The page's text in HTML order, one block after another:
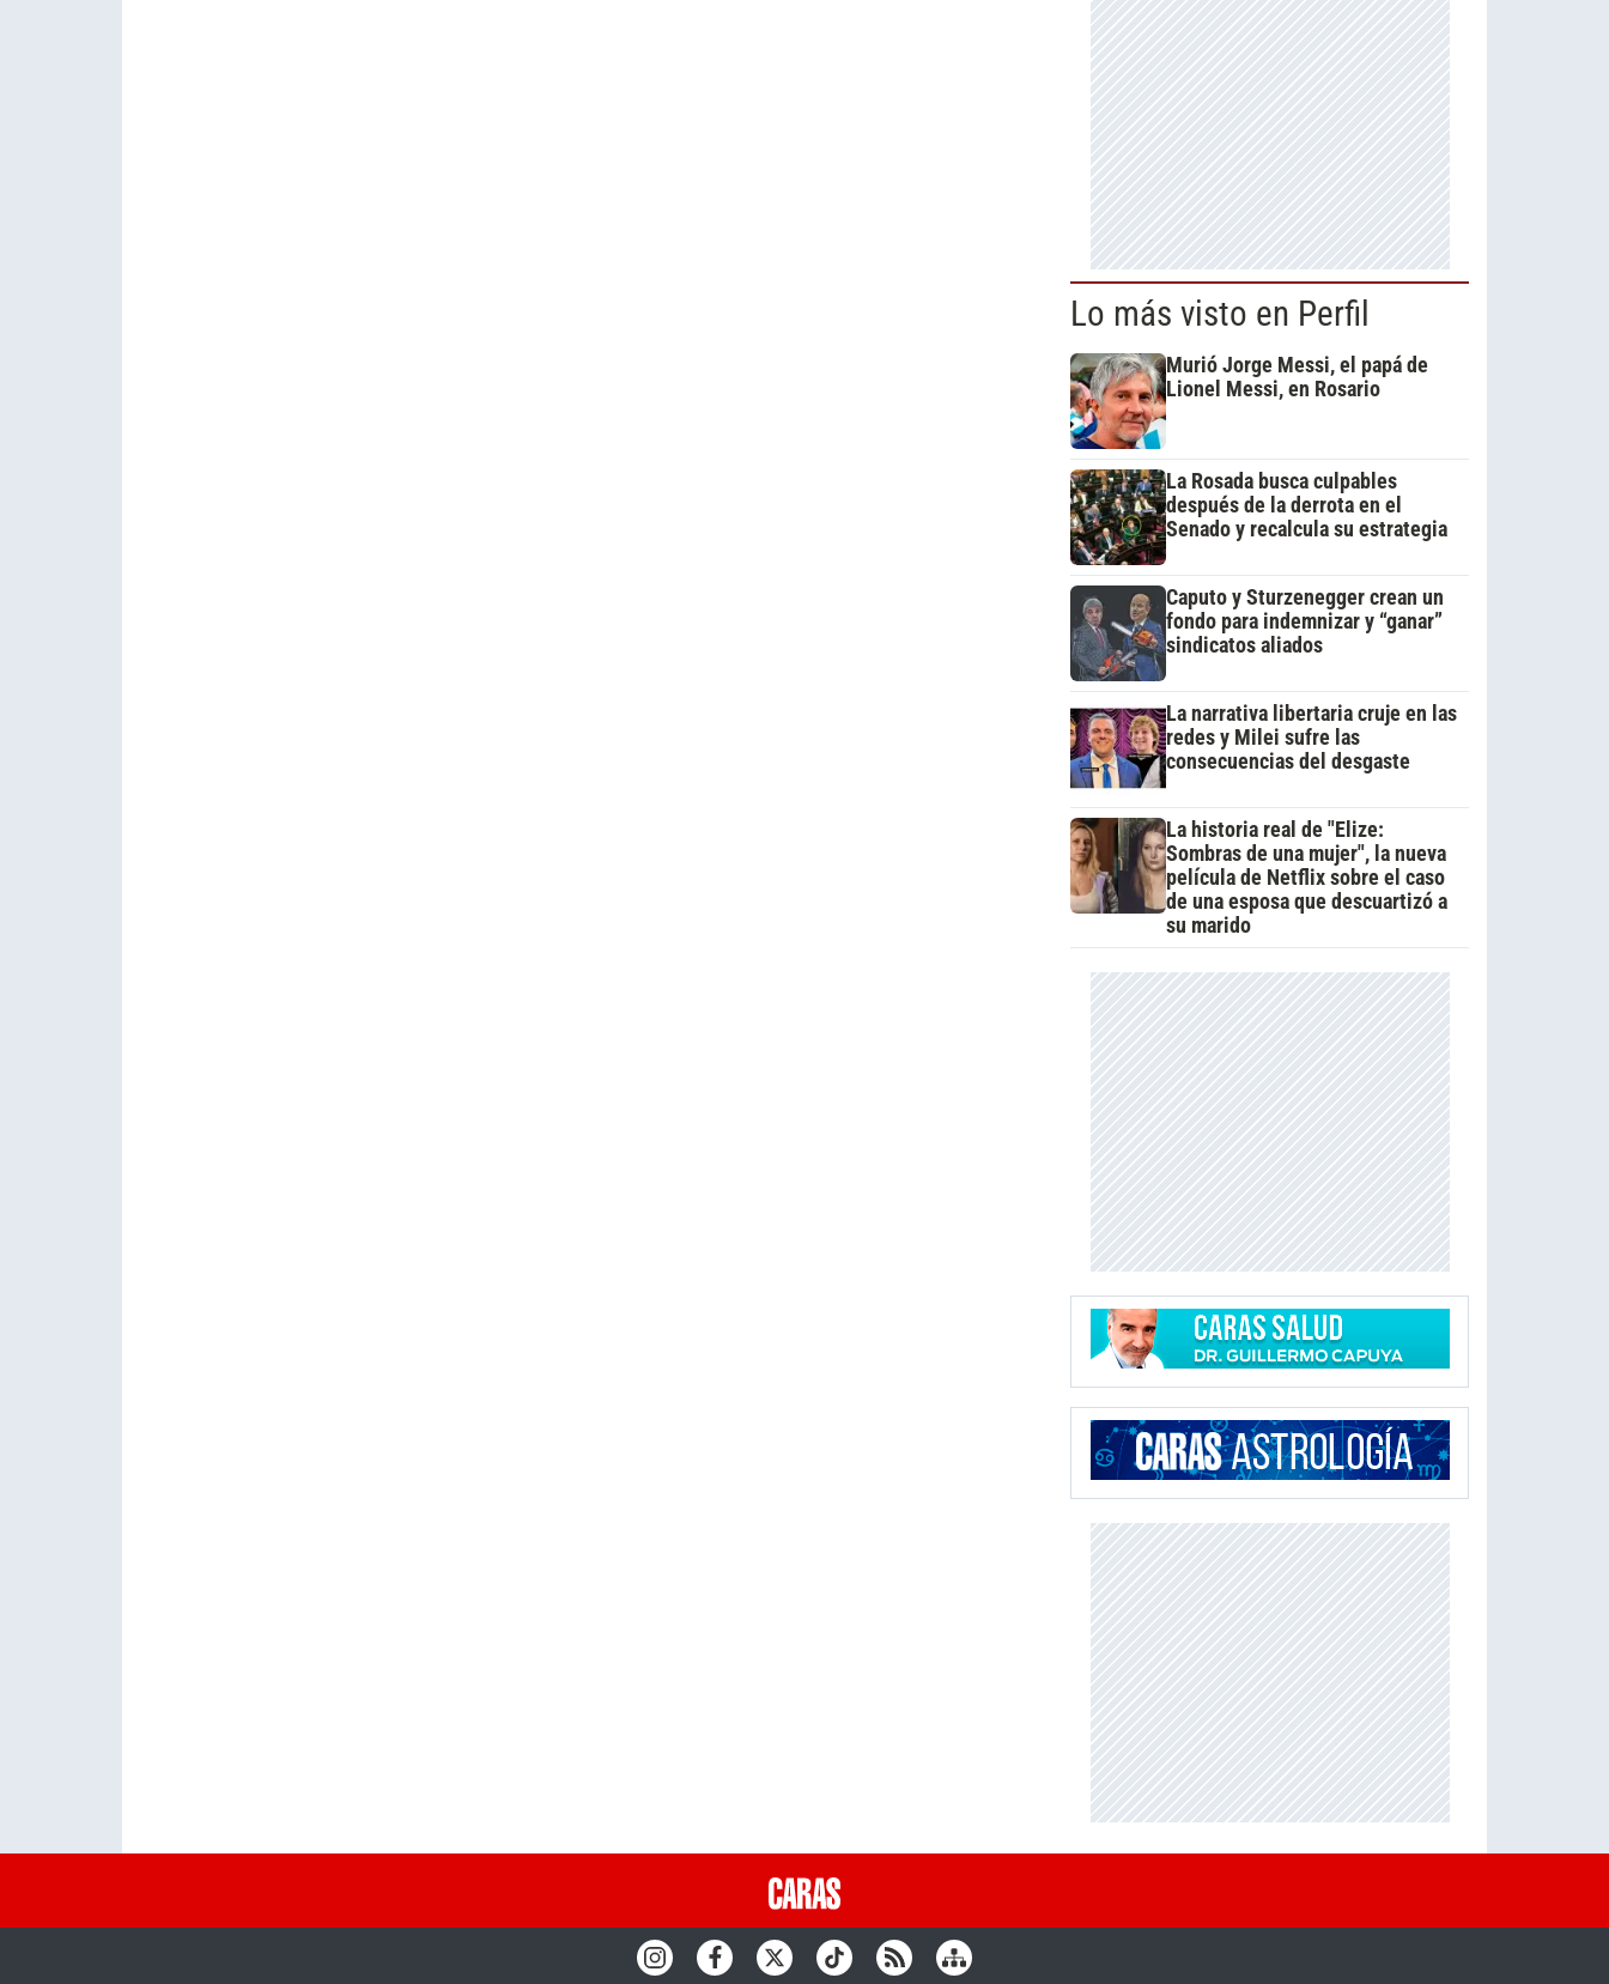
Lo más visto en Perfil
Murió Jorge Messi, el papá de
Lionel Messi, en Rosario
La Rosada busca culpables
después de la derrota en el
Senado y recalcula su estrategia
Caputo y Sturzenegger crean un
fondo para indemnizar y “ganar”
sindicatos aliados
La narrativa libertaria cruje en las
redes y Milei sufre las
consecuencias del desgaste
La historia real de "Elize:
Sombras de una mujer", la nueva
película de Netflix sobre el caso
de una esposa que descuartizó a
su marido